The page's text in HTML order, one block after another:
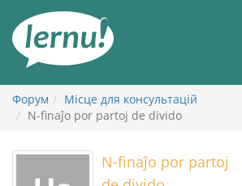
змісту
Форум
Місце для консультацій
N-finaĵo por partoj de divido
N-finaĵo por partoj